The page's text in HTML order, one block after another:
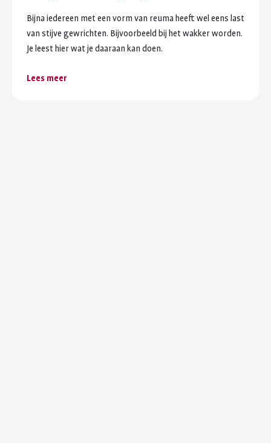
Bijna iedereen met een vorm van reuma heeft wel eens last
van stijve gewrichten. Bijvoorbeeld bij het wakker worden.
Je leest hier wat je daaraan kan doen.
Lees meer